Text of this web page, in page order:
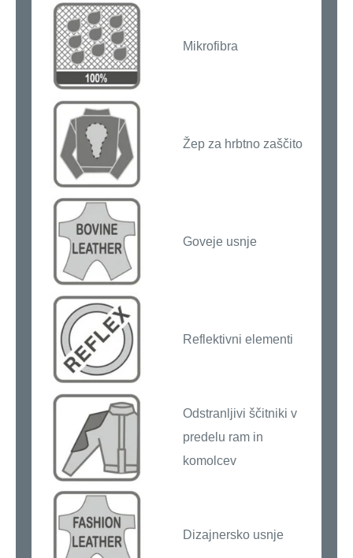
Mikrofibra
Žep za hrbtno zaščito
Goveje usnje
Reflektivni elementi
Odstranljivi ščitniki v
predelu ram in
komolcev
Dizajnersko usnje